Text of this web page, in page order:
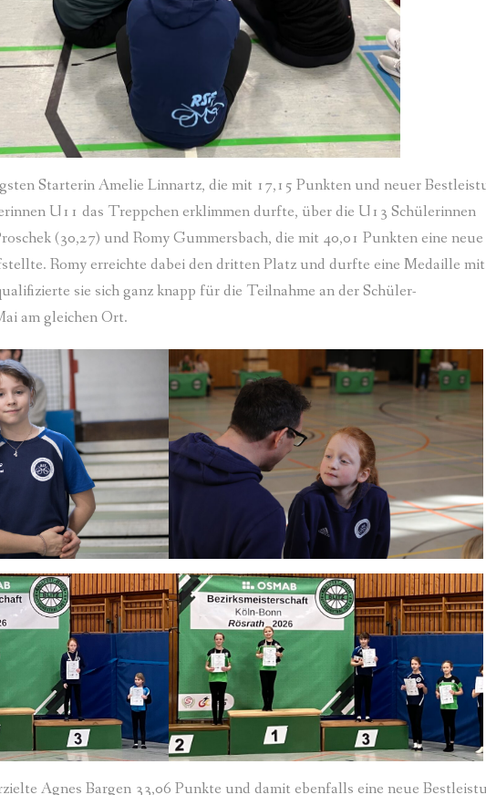
Starterin Amelie Linnartz, die mit 17,15 Punkten und neuer
U11 das Treppchen erklimmen durfte, über die U13 Schülerinnen
(30,27) und Romy Gummersbach, die mit 40,01 Punkten eine neue
Romy erreichte dabei den dritten Platz und durfte eine Medaille
sie sich ganz knapp für die Teilnahme an der Schüler-
am gleichen Ort.
Agnes Bargen 33,06 Punkte und damit ebenfalls eine neue